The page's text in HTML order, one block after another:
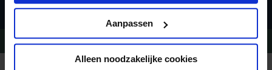
Aanpassen
Alleen noodzakelijke cookies
Vragen?Bel 020-7887700